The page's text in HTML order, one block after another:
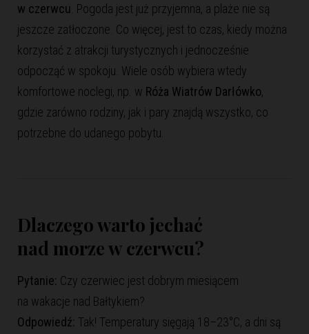
w czerwcu . Pogoda jest już przyjemna, a plaże nie są
jeszcze zatłoczone. Co więcej, jest to czas, kiedy można
korzystać z atrakcji turystycznych i jednocześnie
odpocząć w spokoju. Wiele osób wybiera wtedy
komfortowe noclegi, np. w Róża Wiatrów Darłówko,
gdzie zarówno rodziny, jak i pary znajdą wszystko, co
potrzebne do udanego pobytu.
Dlaczego warto jechać
nad morze w czerwcu?
Pytanie: Czy czerwiec jest dobrym miesiącem
na wakacje nad Bałtykiem?
Odpowiedź: Tak! Temperatury sięgają 18–23°C, a dni są